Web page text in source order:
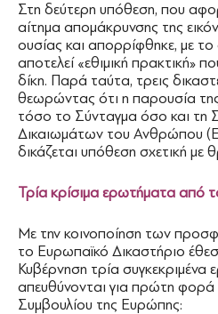
Στη δεύτερη υπόθεση, που
αίτημα απομάκρυνσης της
ουσίας και απορρίφθηκε, με το
αποτελεί «εθιμική πρακτική»
δίκη. Παρά ταύτα, τρεις
θεωρώντας ότι η παρουσία της
τόσο το Σύνταγμα όσο και τη
Δικαιωμάτων του Ανθρώπου
δικάζεται υπόθεση σχετική με
Τρία κρίσιμα ερωτήματα από
Με την κοινοποίηση των
το Ευρωπαϊκό Δικαστήριο
Κυβέρνηση τρία
απευθύνονται για πρώτη
Συμβουλίου της Ευρώπης: